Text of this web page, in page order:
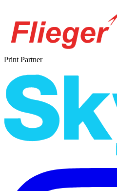
Print Partner